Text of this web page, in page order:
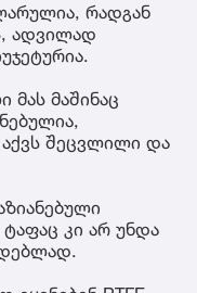
რადგან
ადვილად
მას მაშინაც
შეცვლილი და
კი არ უნდა